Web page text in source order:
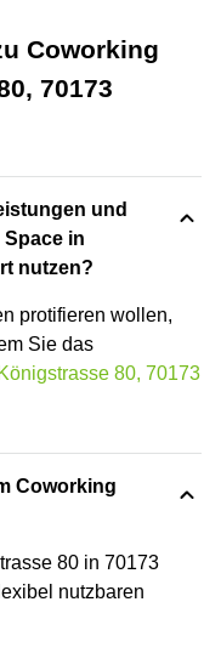
Coworking
70173
und
in
nutzen?
protifieren wollen,
Sie das
Königstrasse 80, 70173
Coworking
80 in 70173
nutzbaren